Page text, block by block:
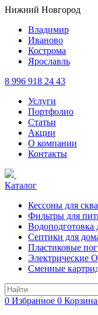
Нижний Новгород
Владимир
Иваново
Кострома
Ярославль
8 996 918 24 43
Услуги
Портфолио
Статьи
Акции
О компании
Контакты
Каталог
Кессоны для
Фильтры для
Водоподготовка
Септики для
Пластиковые
Электрические
Сменные
0 Избранное 0 Корзина